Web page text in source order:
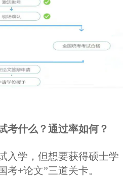
考什么？通过率如何？
入学，但想要获得硕士学
考+论文”三道关卡。